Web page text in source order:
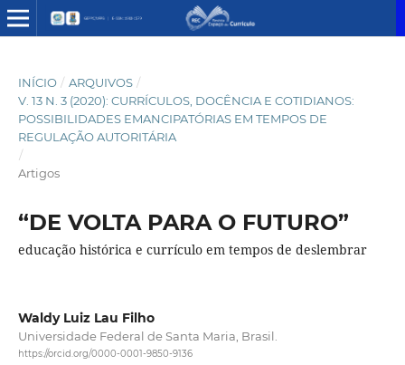
INÍCIO / ARQUIVOS /
V. 13 N. 3 (2020): CURRÍCULOS, DOCÊNCIA E COTIDIANOS:
POSSIBILIDADES EMANCIPATÓRIAS EM TEMPOS DE
REGULAÇÃO AUTORITÁRIA
/
Artigos
“DE VOLTA PARA O FUTURO”
educação histórica e currículo em tempos de deslembrar
Waldy Luiz Lau Filho
Universidade Federal de Santa Maria, Brasil.
https://orcid.org/0000-0001-9850-9136